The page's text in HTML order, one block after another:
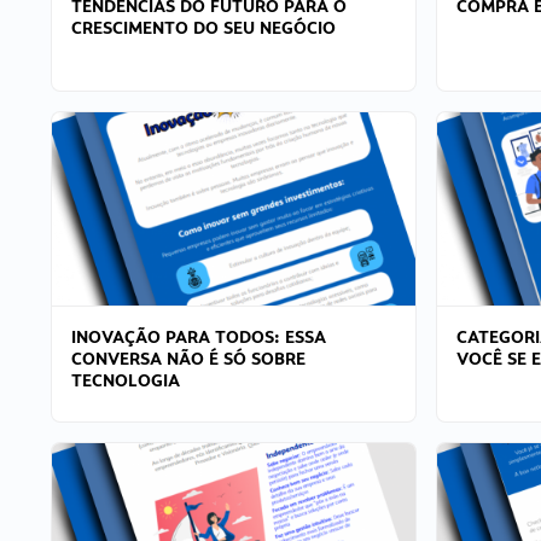
TENDÊNCIAS DO FUTURO PARA O
CRESCIMENTO DO SEU NEGÓCIO
COMPRA
INOVAÇÃO PARA TODOS: ESSA
CONVERSA NÃO É SÓ SOBRE
TECNOLOGIA
VOCÊ SE